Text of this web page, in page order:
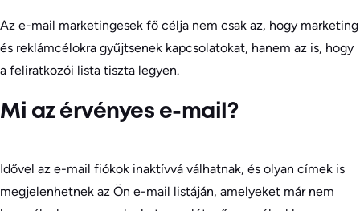
Az e-mail marketingesek fő célja nem csak az, hogy marketing
és reklámcélokra gyűjtsenek kapcsolatokat, hanem az is, hogy
a feliratkozói lista tiszta legyen.
Mi az érvényes e-mail?
Idővel az e-mail fiókok inaktívvá válhatnak, és olyan címek is
megjelenhetnek az Ön e-mail listáján, amelyeket már nem